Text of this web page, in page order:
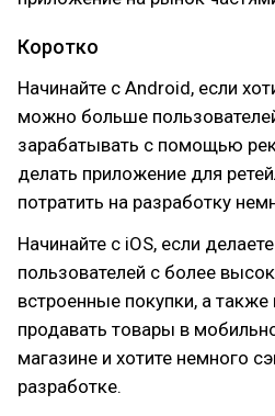
Коротко
Начинайте с Android, если
можно больше
зарабатывать с помощью
делать приложение для
потратить на разработку
Начинайте с iOS, если
пользователей с более
встроенные покупки, а также
продавать товары в
магазине и хотите немного
разработке.